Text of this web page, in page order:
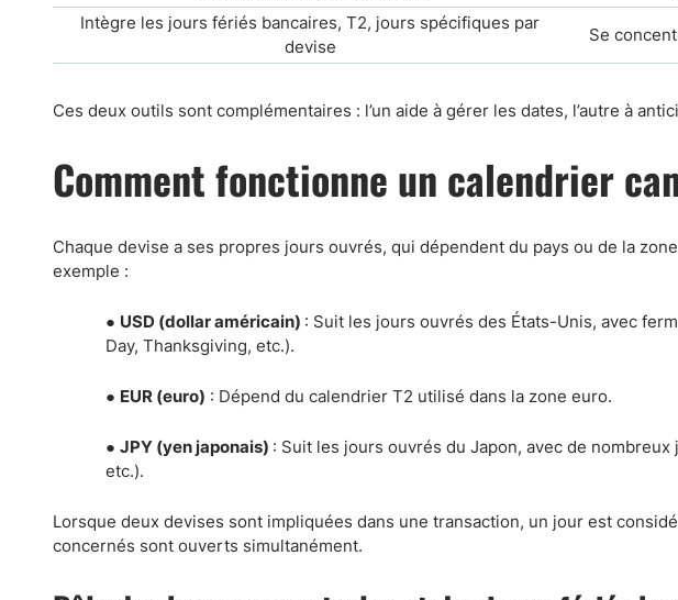
Intègre les jours fériés bancaires, T2, jours spécifiques par
devise
Se
Ces deux outils sont complémentaires : l’un aide à gérer les dates, l’autre à
Comment fonctionne un calendrier
Chaque devise a ses propres jours ouvrés, qui dépendent du pays ou de la
exemple :
● USD (dollar américain) : Suit les jours ouvrés des États-Unis, avec
Day, Thanksgiving, etc.).
● EUR (euro) : Dépend du calendrier T2 utilisé dans la zone euro.
● JPY (yen japonais) : Suit les jours ouvrés du Japon, avec de
etc.).
Lorsque deux devises sont impliquées dans une transaction, un jour est
concernés sont ouverts simultanément.